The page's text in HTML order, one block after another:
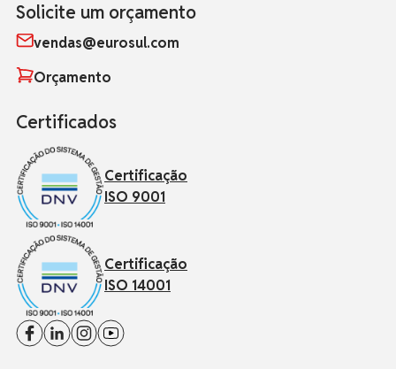
Solicite um orçamento
vendas@eurosul.com
Orçamento
Certificados
Certificação
ISO 9001
Certificação
ISO 14001